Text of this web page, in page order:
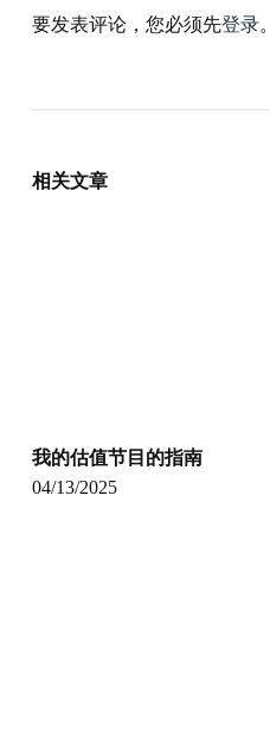
要发表评论，您必须先登录。
相关文章
我的估值节目的指南
04/13/2025